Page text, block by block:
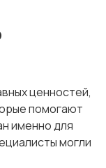
ценностей,
помогают
именно для
могли